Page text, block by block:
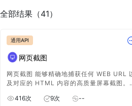
全部结果（41）
通用API
网页截图
网页截图 能够精确地捕获任何 WEB URL
及对应的 HTML 内容的高质量屏幕截图。
素，都能以出色的质量进行截图呈现，为用
416次 9次 --